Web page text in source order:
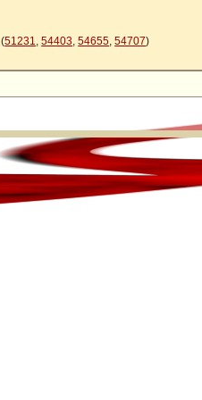
(51231,54403,54655,54707)